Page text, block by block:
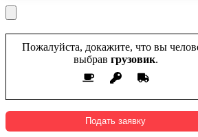
Пожалуйста, докажите, что вы
выбрав грузовик.